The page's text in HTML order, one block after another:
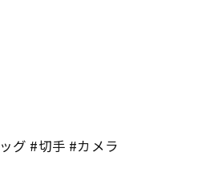
グ #切手 #カメラ